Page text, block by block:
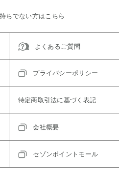
ちでない方はこちら
よくあるご質問
プライバシーポリシー
特定商取引法に基づく表記
会社概要
セゾンポイントモール